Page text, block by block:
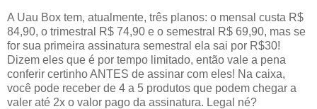
A Uau Box tem, atualmente, três planos: o mensal custa R$
84,90, o trimestral R$ 74,90 e o semestral R$ 69,90, mas se
for sua primeira assinatura semestral ela sai por R$30!
Dizem eles que é por tempo limitado, então vale a pena
conferir certinho ANTES de assinar com eles! Na caixa,
você pode receber de 4 a 5 produtos que podem chegar a
valer até 2x o valor pago da assinatura. Legal né?